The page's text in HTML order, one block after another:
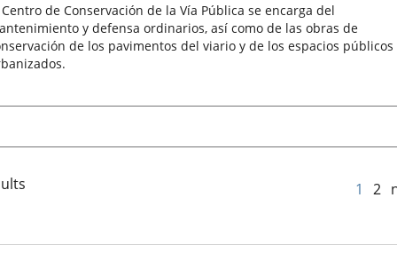
de Conservación de la Vía Pública se encarga del
y defensa ordinarios, así como de las obras de
de los pavimentos del viario y de los espacios públicos
1 2